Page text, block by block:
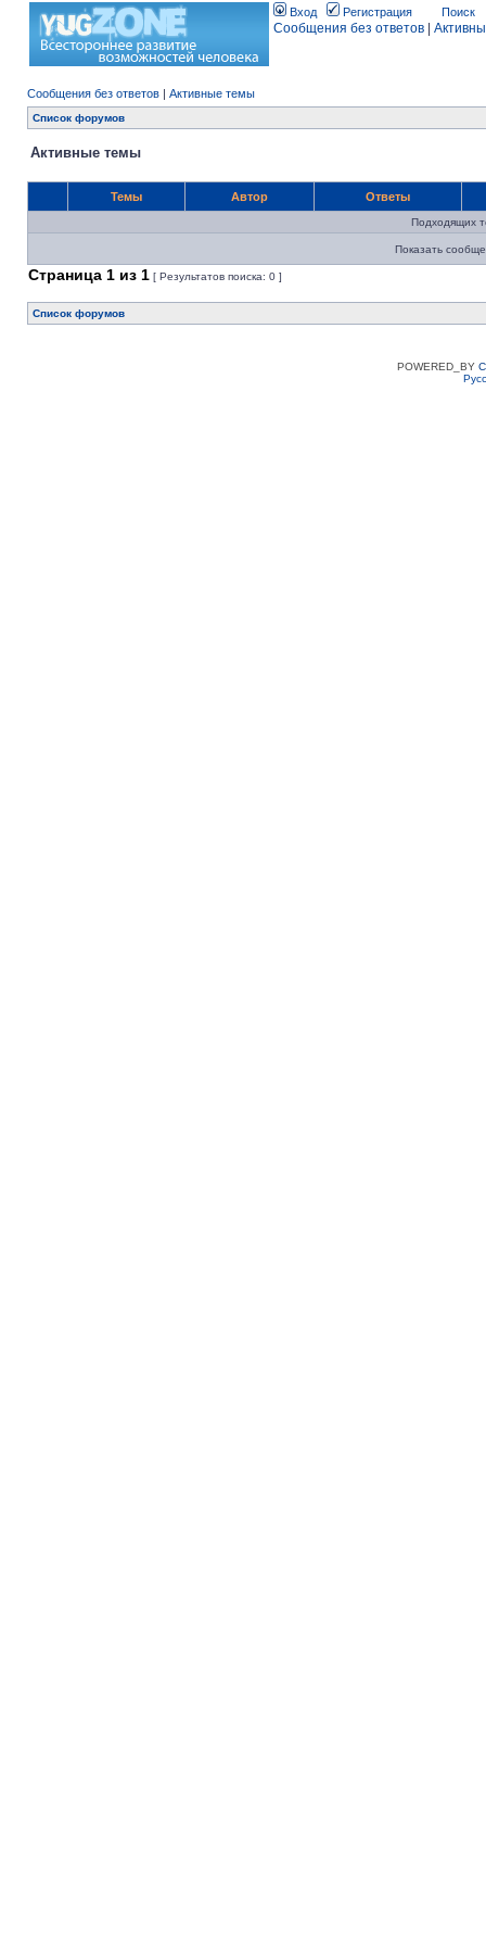
Вход Регистрация Поиск
Сообщения без ответов
Сообщения без ответов | Активные темы
Список форумов
Активные темы
Темы Автор Ответы
Подходящих
Показать
Страница 1 из 1 [ Результатов поиска: 0 ]
Список форумов
POWERED_BY